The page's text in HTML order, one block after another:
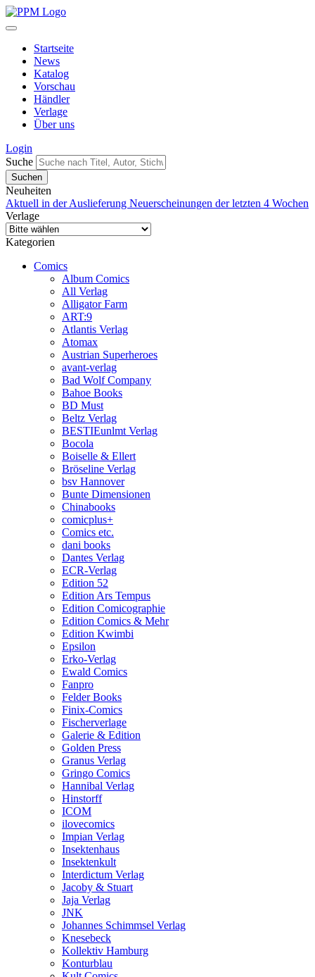
Startseite
News
Katalog
Vorschau
Händler
Verlage
Über uns
Login
Suche
Neuheiten
Aktuell in der Auslieferung Neuerscheinungen der letzten 4 Wochen
Verlage
Kategorien
Comics
Album Comics
All Verlag
Alligator Farm
ART:9
Atlantis Verlag
Atomax
Austrian Superheroes
avant-verlag
Bad Wolf Company
Bahoe Books
BD Must
Beltz Verlag
BESTIEunlmt Verlag
Bocola
Boiselle & Ellert
Bröseline Verlag
bsv Hannover
Bunte Dimensionen
Chinabooks
comicplus+
Comics etc.
dani books
Dantes Verlag
ECR-Verlag
Edition 52
Edition Ars Tempus
Edition Comicographie
Edition Comics & Mehr
Edition Kwimbi
Epsilon
Erko-Verlag
Ewald Comics
Fanpro
Felder Books
Finix-Comics
Fischerverlage
Galerie & Edition
Golden Press
Granus Verlag
Gringo Comics
Hannibal Verlag
Hinstorff
ICOM
ilovecomics
Impian Verlag
Insektenhaus
Insektenkult
Interdictum Verlag
Jacoby & Stuart
Jaja Verlag
JNK
Johannes Schimmsel Verlag
Knesebeck
Kollektiv Hamburg
Konturblau